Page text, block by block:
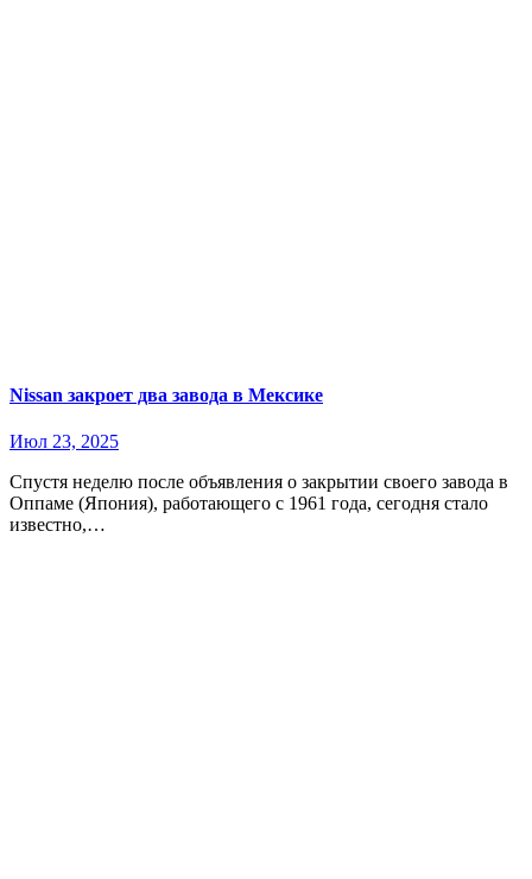
Nissan закроет два завода в Мексике
Июл 23, 2025
Спустя неделю после объявления о закрытии своего завода в
Оппаме (Япония), работающего с 1961 года, сегодня стало
известно,…